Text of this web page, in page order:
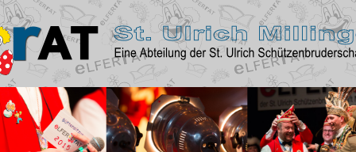
Zum
Inhalt
springen